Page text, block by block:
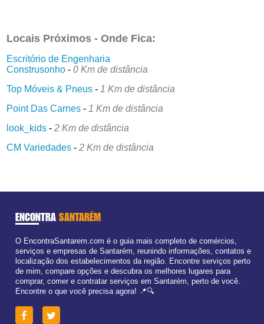
Locais Próximos - Onde Fica:
Escritório de Engenharia
Construsonho -0 Km de distância
Top Móveis & Pneus - 1 Km de distância
Point Das Carnes - 1 Km de distância
look_kids -2 Km de distância
CM Variedades -2 Km de distância
ENCONTRA SANTARÉM
O EncontraSantarem.com é o guia mais completo de comércios,
serviços e empresas de Santarém, reunindo informações, contatos e
localização dos estabelecimentos da região. Encontre serviços perto
de mim, compare opções e descubra os melhores lugares para
comprar, comer e contratar serviços em Santarém, perto de você.
Encontre o que você precisa agora! 📍🔍